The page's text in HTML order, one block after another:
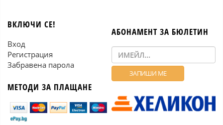
ВКЛЮЧИ СЕ!
Вход
Регистрация
Забравена парола
МЕТОДИ ЗА ПЛАЩАНЕ
АБОНАМЕНТ ЗА БЮЛЕТИН